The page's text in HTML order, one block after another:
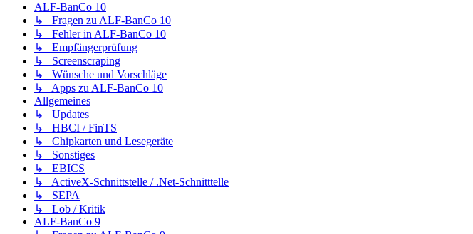
ALF-BanCo 10
↳ Fragen zu ALF-BanCo 10
↳ Fehler in ALF-BanCo 10
↳ Empfängerprüfung
↳ Screenscraping
↳ Wünsche und Vorschläge
↳ Apps zu ALF-BanCo 10
Allgemeines
↳ Updates
↳ HBCI / FinTS
↳ Chipkarten und Lesegeräte
↳ Sonstiges
↳ EBICS
↳ ActiveX-Schnittstelle / .Net-Schnitttelle
↳ SEPA
↳ Lob / Kritik
ALF-BanCo 9